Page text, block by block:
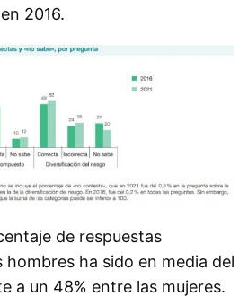
2016.
de respuestas
ha sido en media del
a un 48% entre las mujeres.